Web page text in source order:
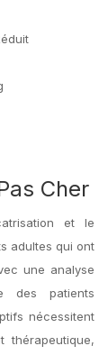
Cher
et le
adultes qui ont
une analyse
des patients
nécessitent
thérapeutique,